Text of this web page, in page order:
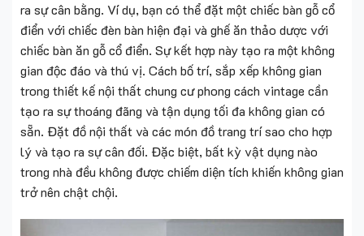
ra sự cân bằng. Ví dụ, bạn có thể đặt một chiếc bàn gỗ cổ
điển với chiếc đèn bàn hiện đại và ghế ăn thảo dược với
chiếc bàn ăn gỗ cổ điển. Sự kết hợp này tạo ra một không
gian độc đáo và thú vị. Cách bố trí, sắp xếp không gian
trong thiết kế nội thất chung cư phong cách vintage cần
tạo ra sự thoáng đãng và tận dụng tối đa không gian có
sẵn. Đặt đồ nội thất và các món đồ trang trí sao cho hợp
lý và tạo ra sự cân đối. Đặc biệt, bất kỳ vật dụng nào
trong nhà đều không được chiếm diện tích khiến không gian
trở nên chật chội.